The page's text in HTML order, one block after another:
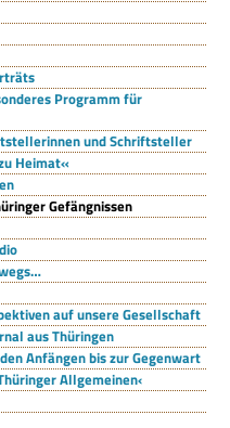
Programm für
und Schriftsteller
Heimat«
Gefängnissen
auf unsere Gesellschaft
aus Thüringen
Anfängen bis zur Gegenwart
Allgemeinen‹